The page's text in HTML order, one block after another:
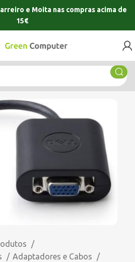
e Moitanas compras acima de
15€
Adaptadores e Cabos